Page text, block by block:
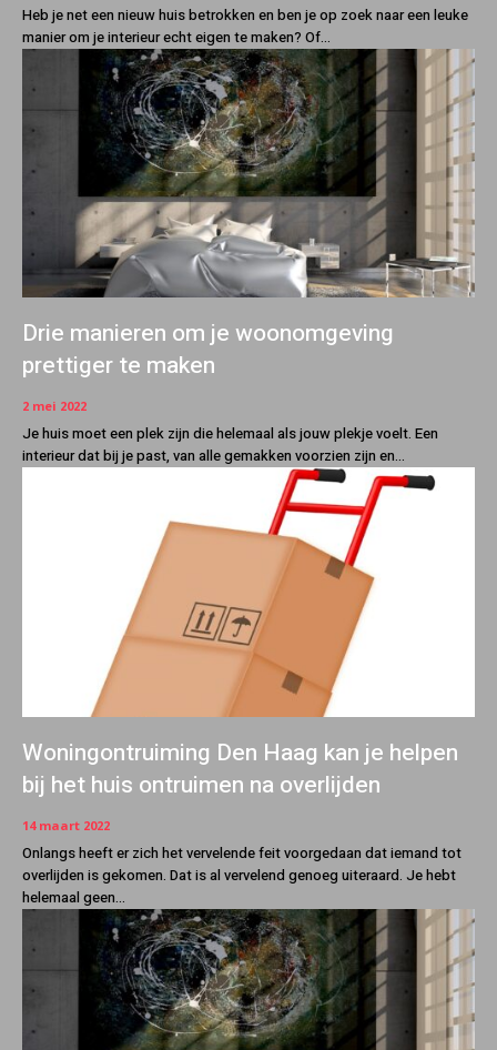
Heb je net een nieuw huis betrokken en ben je op zoek naar een leuke
manier om je interieur echt eigen te maken? Of...
Drie manieren om je woonomgeving
prettiger te maken
2 mei 2022
Je huis moet een plek zijn die helemaal als jouw plekje voelt. Een
interieur dat bij je past, van alle gemakken voorzien zijn en...
Woningontruiming Den Haag kan je helpen
bij het huis ontruimen na overlijden
14 maart 2022
Onlangs heeft er zich het vervelende feit voorgedaan dat iemand tot
overlijden is gekomen. Dat is al vervelend genoeg uiteraard. Je hebt
helemaal geen...